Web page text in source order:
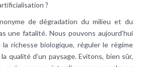
?
de dégradation du milieu et du
une fatalité. Nous pouvons aujourd’hui
richesse biologique, réguler le régime
qualité d’un paysage. Evitons, bien sûr,